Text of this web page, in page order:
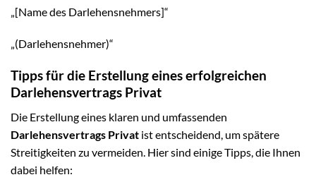
„[Name des Darlehensnehmers]“
„(Darlehensnehmer)“
Tipps für die Erstellung eines erfolgreichen
Darlehensvertrags Privat
Die Erstellung eines klaren und umfassenden
Darlehensvertrags Privat ist entscheidend, um spätere
Streitigkeiten zu vermeiden. Hier sind einige Tipps, die Ihnen
dabei helfen: